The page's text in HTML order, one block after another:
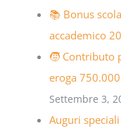
📚 Bonus
accademico
🧒 Contributo
eroga
Settembre 3,
Auguri